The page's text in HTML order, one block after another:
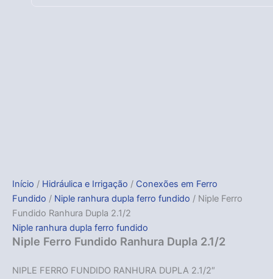
Início / Hidráulica e Irrigação / Conexões em Ferro
Fundido / Niple ranhura dupla ferro fundido / Niple Ferro
Fundido Ranhura Dupla 2.1/2
Niple ranhura dupla ferro fundido
Niple Ferro Fundido Ranhura Dupla 2.1/2
NIPLE FERRO FUNDIDO RANHURA DUPLA 2.1/2″